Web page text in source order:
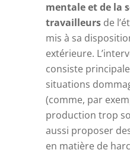
mentale et de la
travailleurs de
mis à sa
extérieure.
consiste
situations
(comme, par
production trop
aussi proposer
en matière de